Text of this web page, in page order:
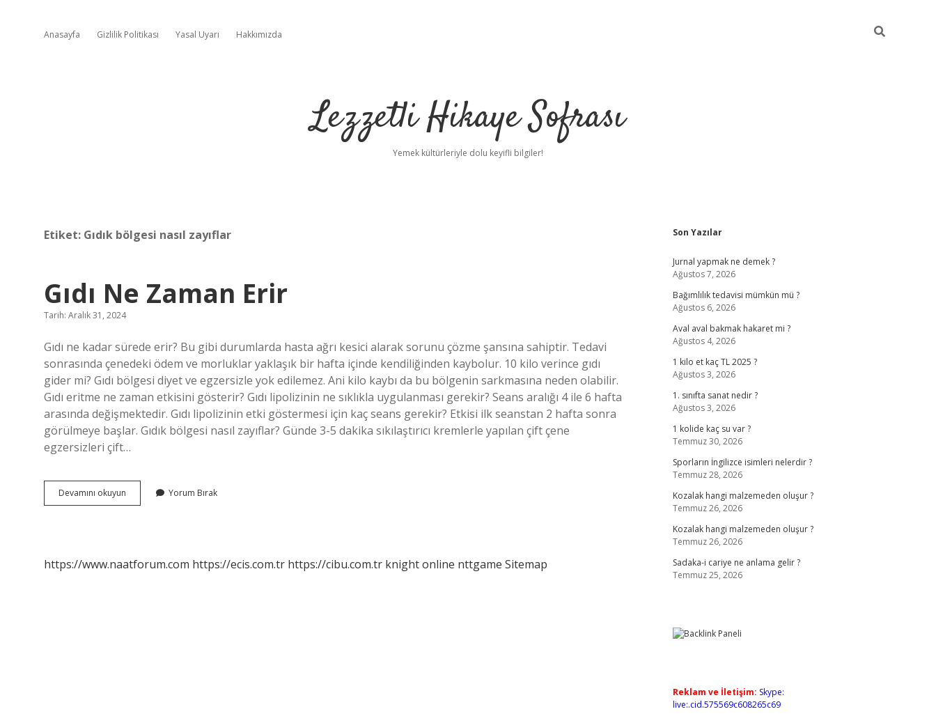
Anasayfa Gizlilik Politikası Yasal Uyarı Hakkımızda
Lezzetli Hikaye Sofrası
Yemek kültürleriyle dolu keyifli bilgiler!
Etiket: Gıdık bölgesi nasıl zayıflar
Gıdı Ne Zaman Erir
Tarih: Aralık 31, 2024
Gıdı ne kadar sürede erir? Bu gibi durumlarda hasta ağrı kesici alarak sorunu çözme şansına sahiptir. Tedavi
sonrasında çenedeki ödem ve morluklar yaklaşık bir hafta içinde kendiliğinden kaybolur. 10 kilo verince gıdı
gider mi? Gıdı bölgesi diyet ve egzersizle yok edilemez. Ani kilo kaybı da bu bölgenin sarkmasına neden olabilir.
Gıdı eritme ne zaman etkisini gösterir? Gıdı lipolizinin ne sıklıkla uygulanması gerekir? Seans aralığı 4 ile 6 hafta
arasında değişmektedir. Gıdı lipolizinin etki göstermesi için kaç seans gerekir? ​​Etkisi ilk seanstan 2 hafta sonra
görülmeye başlar. Gıdık bölgesi nasıl zayıflar? Günde 3-5 dakika sıkılaştırıcı kremlerle yapılan çift çene
egzersizleri çift…
Devamını okuyun
Ne
Yorum Bırak
https://www.naatforum.com https://ecis.com.tr https://cibu.com.tr knight online nttgame Sitemap
Sidebar
Son Yazılar
Jurnal yapmak ne demek ?
Ağustos 7, 2026
Bağımlılık tedavisi mümkün mü ?
Ağustos 6, 2026
Aval aval bakmak hakaret mi ?
Ağustos 4, 2026
1 kilo et kaç TL 2025 ?
Ağustos 3, 2026
1. sınıfta sanat nedir ?
Ağustos 3, 2026
1 kolide kaç su var ?
Temmuz 30, 2026
Sporların İngilizce isimleri nelerdir ?
Temmuz 28, 2026
Kozalak hangi malzemeden oluşur ?
Temmuz 26, 2026
Kozalak hangi malzemeden oluşur ?
Temmuz 26, 2026
Sadaka-i cariye ne anlama gelir ?
Temmuz 25, 2026
Reklam ve İletişim: Skype:
live:.cid.575569c608265c69